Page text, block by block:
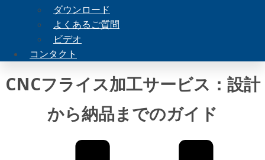
ダウンロード
よくあるご質問
ビデオ
コンタクト
CNCフライス加工サービス：設計
から納品までのガイド